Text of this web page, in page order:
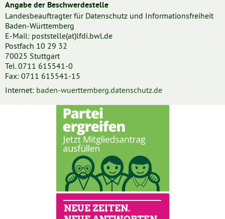
Angabe der Beschwerdestelle
Landesbeauftragter für Datenschutz und Informationsfreiheit
Baden-Württemberg
E-Mail: poststelle(at)lfdi.bwl.de
Postfach 10 29 32
70025 Stuttgart
Tel. 0711 615541-0
Fax: 0711 615541-15
Internet: baden-wuerttemberg.datenschutz.de